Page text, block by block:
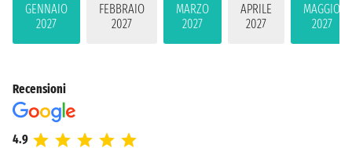
GENNAIO
2027
FEBBRAIO
2027
MARZO
2027
APRILE
2027
MAGGIO
2027
Recensioni
4.9